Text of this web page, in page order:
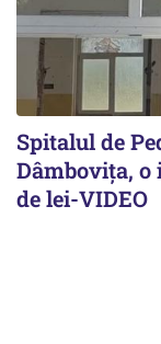
Spitalul de
Dâmbovița, o
de lei-VIDEO